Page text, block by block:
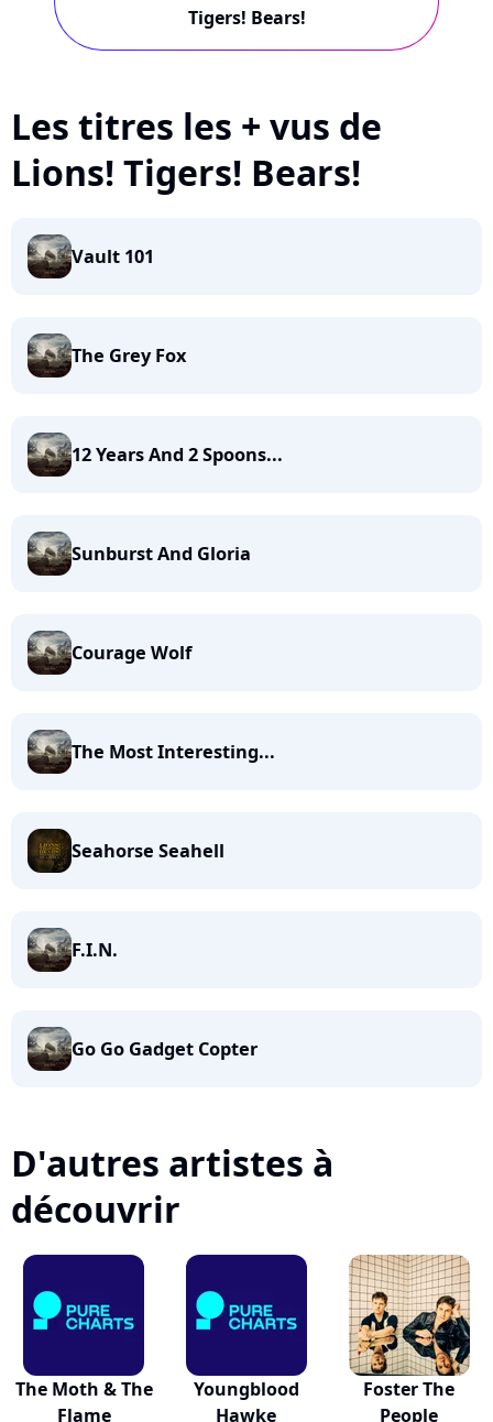
Tigers! Bears!
Les titres les + vus de
Lions! Tigers! Bears!
Vault 101
The Grey Fox
12 Years And 2 Spoons...
Sunburst And Gloria
Courage Wolf
The Most Interesting...
Seahorse Seahell
F.I.N.
Go Go Gadget Copter
D'autres artistes à
découvrir
The Moth & The
Flame
Youngblood
Hawke
Foster The
People